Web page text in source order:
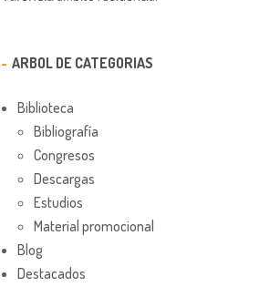
ARBOL DE CATEGORIAS
Biblioteca
Bibliografía
Congresos
Descargas
Estudios
Material promocional
Blog
Destacados